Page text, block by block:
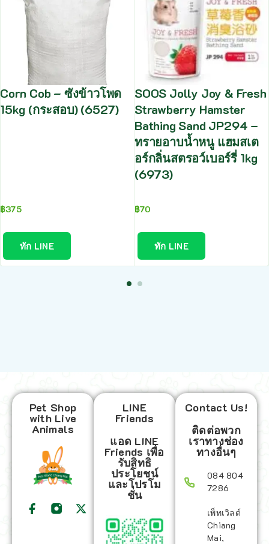
Corn Cob – ซังข้าวโพด
15kg (กระสอบ) (6527)
฿375
ทัก LINE
SOOS Jolly Joy & Fresh
Strawberry Hamster
Bathing Sand JP294 –
ทรายอาบน้ำหนู แฮมสเต
อร์กลิ่นสตรอว์เบอร์รี่ 1kg
(6973)
฿70
ทัก LINE
Pet Shop
with Live
Animals
LINE
Friends
แอด LINE
Friends เพื่อ
รับสิทธิ
ประโยชน์
และโปรโม
ชั่น
Contact Us!
ติดต่อพวก
เราทางช่อง
ทางอื่นๆ
084 804
7286
เพ็ทเวิลด์
Chiang
Mai,